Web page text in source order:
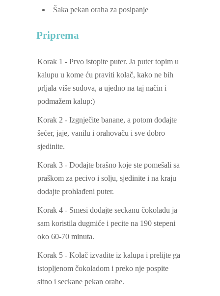
Šaka pekan oraha za posipanje
Priprema
Korak 1 - Prvo istopite puter. Ja puter topim u
kalupu u kome ću praviti kolač, kako ne bih
prljala više sudova, a ujedno na taj način i
podmažem kalup:)
Korak 2 - Izgnječite banane, a potom dodajte
šećer, jaje, vanilu i orahovaču i sve dobro
sjedinite.
Korak 3 - Dodajte brašno koje ste pomešali sa
praškom za pecivo i solju, sjedinite i na kraju
dodajte prohlađeni puter.
Korak 4 - Smesi dodajte seckanu čokoladu ja
sam koristila dugmiće i pecite na 190 stepeni
oko 60-70 minuta.
Korak 5 - Kolač izvadite iz kalupa i prelijte ga
istopljenom čokoladom i preko nje pospite
sitno i seckane pekan orahe.